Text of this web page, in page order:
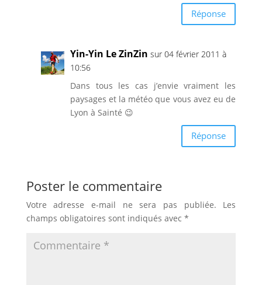
Réponse
Yin-Yin Le ZinZin sur 04 février 2011 à
10:56
Dans tous les cas j’envie vraiment les
paysages et la météo que vous avez eu de
Lyon à Sainté 😉
Réponse
Poster le commentaire
Votre adresse e-mail ne sera pas publiée.
Les
champs obligatoires sont indiqués avec *